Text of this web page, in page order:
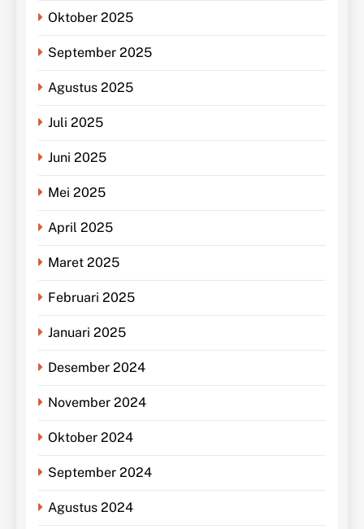
Oktober 2025
September 2025
Agustus 2025
Juli 2025
Juni 2025
Mei 2025
April 2025
Maret 2025
Februari 2025
Januari 2025
Desember 2024
November 2024
Oktober 2024
September 2024
Agustus 2024